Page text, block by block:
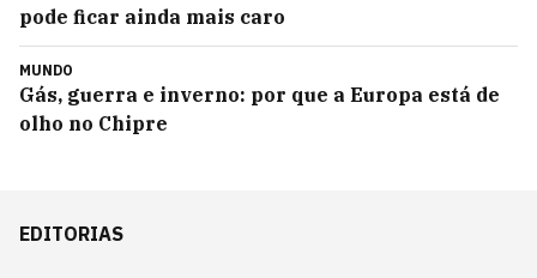
pode ficar ainda mais caro
MUNDO
Gás, guerra e inverno: por que a Europa está de
olho no Chipre
EDITORIAS